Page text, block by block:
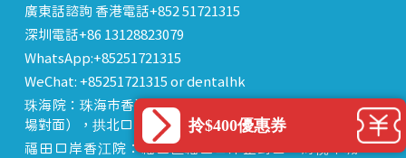
廣東話諮詢 香港電話+852 51721315
深圳電話+86 13128823079
WhatsApp:+85251721315
WeChat: +85251721315 or dentalhk
珠海院：珠海市香洲區 拱北中建商業大廈 15樓（迎賓廣
場對面），拱北口岸步行8分鐘直達
福田口岸香江院：福田區福田口岸正對面，海悅華城
拎$400優惠券